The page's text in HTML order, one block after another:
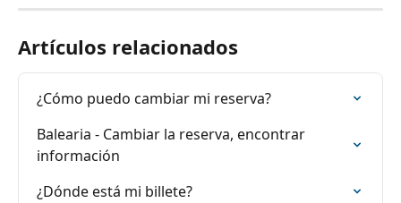
Artículos relacionados
¿Cómo puedo cambiar mi reserva?
Balearia - Cambiar la reserva, encontrar
información
¿Dónde está mi billete?